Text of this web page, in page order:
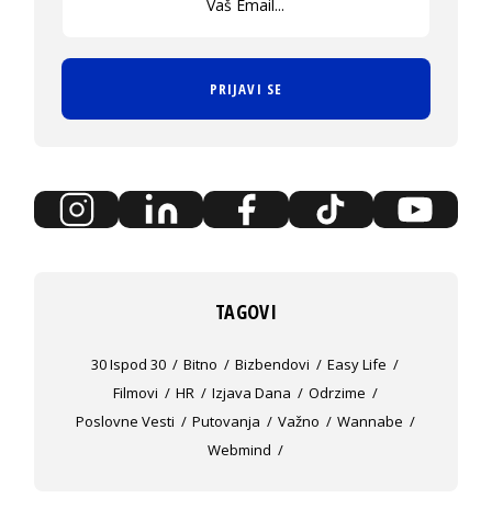
PRIJAVI SE
TAGOVI
30 Ispod 30 Bitno Bizbendovi
Easy Life
Filmovi
HR Izjava Dana
Odrzime
Poslovne Vesti
Putovanja Važno
Wannabe
Webmind